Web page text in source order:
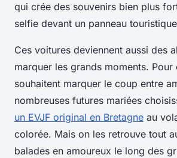
qui crée des souvenirs bien plus
selfie devant un panneau
Ces voitures deviennent aussi des
marquer les grands moments. Pour
souhaitent marquer le coup entre
nombreuses futures mariées
un EVJF original en Bretagne au
colorée. Mais on les retrouve tout
balades en amoureux le long des